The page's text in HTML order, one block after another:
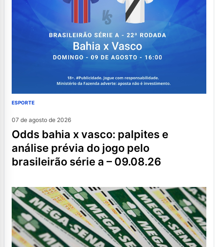
ESPORTE
07 de agosto de 2026
odds bahia x vasco: palpites e
análise prévia do jogo pelo
brasileirão série a – 09.08.26